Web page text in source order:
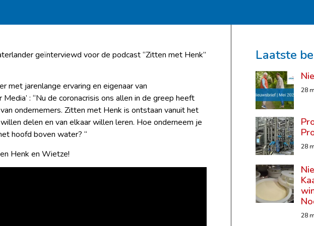
geïnterviewd voor de podcast “Zitten met Henk”
met jarenlange ervaring en eigenaar van
: “Nu de coronacrisis ons allen in de greep heeft
ondernemers. Zitten met Henk is ontstaan vanuit het
delen en van elkaar willen leren. Hoe onderneem je
hoofd boven water? “
Henk en Wietze!
Laatste
28
28
28